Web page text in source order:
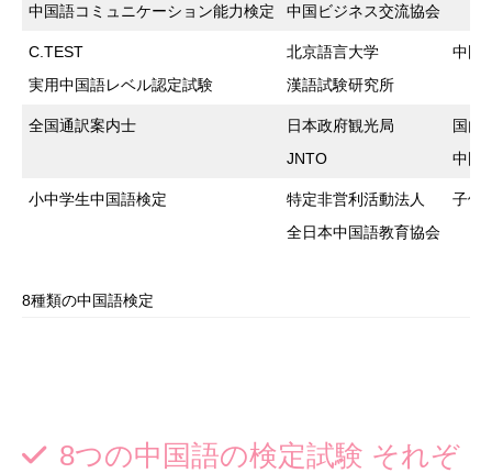
中国語コミュニケーション能力検定
中国ビジネス交流協会
C.TEST
実用中国語レベル認定試験
北京語言大学
漢語試験研究所
中国
全国通訳案内士
日本政府観光局
JNTO
国内
中国
小中学生中国語検定
特定非営利活動法人
全日本中国語教育協会
子供
8種類の中国語検定
8つの中国語の検定試験 それぞ